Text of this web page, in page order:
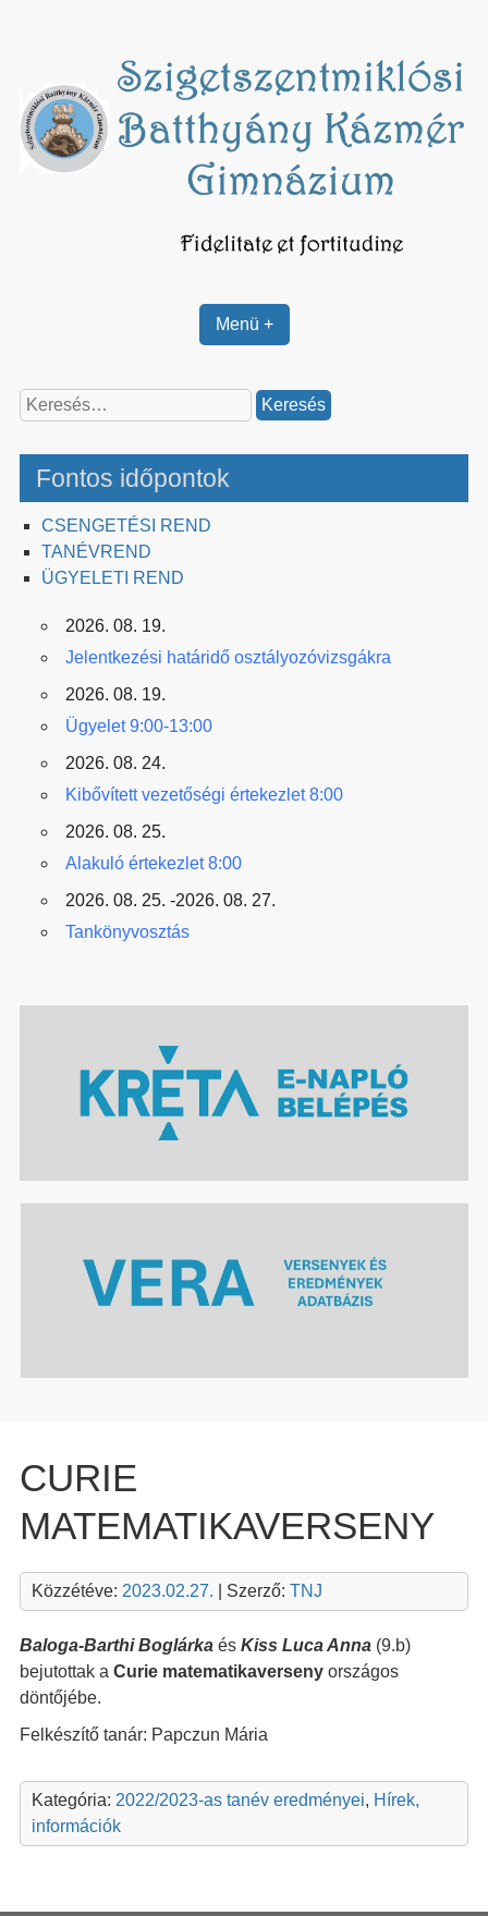
Menü +
Keresés:
Fontos időpontok
CSENGETÉSI REND
TANÉVREND
ÜGYELETI REND
2026. 08. 19.
Jelentkezési határidő osztályozóvizsgákra
2026. 08. 19.
Ügyelet 9:00-13:00
2026. 08. 24.
Kibővített vezetőségi értekezlet 8:00
2026. 08. 25.
Alakuló értekezlet 8:00
2026. 08. 25. -2026. 08. 27.
Tankönyvosztás
CURIE
MATEMATIKAVERSENY
Közzétéve: 2023.02.27. | Szerző: TNJ
Baloga-Barthi Boglárkaés Kiss Luca Anna(9.b)
bejutottak a Curie matematikaversenyországos
döntőjébe.
Felkészítő tanár: Papczun Mária
Kategória: 2022/2023-as tanév eredményei, Hírek,
információk